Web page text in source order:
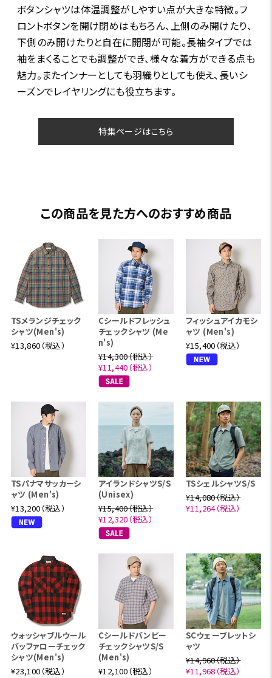
ボタンシャツは体温調整がしやすい点が大きな特徴。フ
ロントボタンを開け閉めはもちろん、上側のみ開けたり、
下側のみ開けたりと自在に開閉が可能。長袖タイプでは
袖をまくることでも調整ができ、様々な着方ができる点も
魅力。またインナーとしても羽織りとしても使え、長いシ
ーズンでレイヤリングにも役立ちます。
特集ページはこちら
この商品を見た方へのおすすめ商品
TSメランジチェック
シャツ(Men's)
¥13,860（税込）
Cシールドフレッシュ
チェックシャツ (Me
n's)
¥14,300（税込）
¥11,440（税込）
フィッシュアイカモシ
ャツ (Men's)
¥15,400（税込）
TSパナマサッカーシ
ャツ (Men's)
¥13,200（税込）
アイランドシャツS/S
(Unisex)
¥15,400（税込）
¥12,320（税込）
TSシェルシャツS/S
¥14,080（税込）
¥11,264（税込）
ウォッシャブルウール
バッファローチェック
シャツ(Men's)
¥23,100（税込）
Cシールドバンピー
チェックシャツS/S
(Men's)
¥12,100（税込）
SCウェーブレットシ
ャツ
¥14,960（税込）
¥11,968（税込）